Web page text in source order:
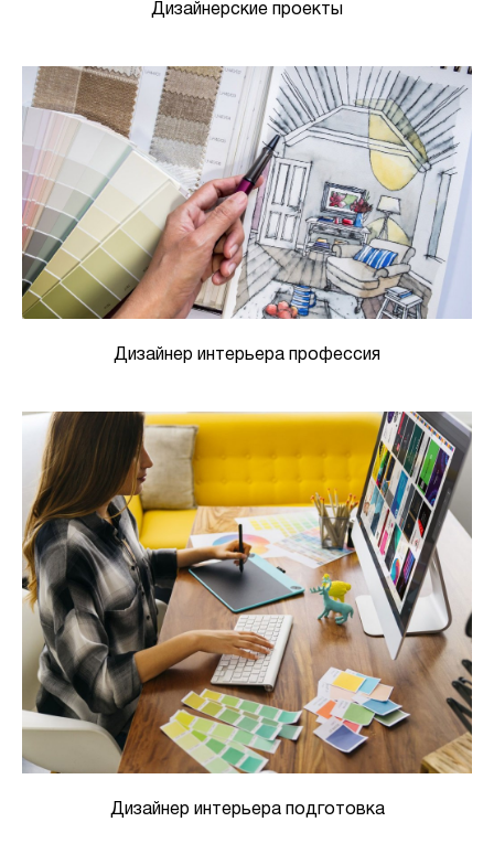
Дизайнерские проекты
Дизайнер интерьера профессия
Дизайнер интерьера подготовка